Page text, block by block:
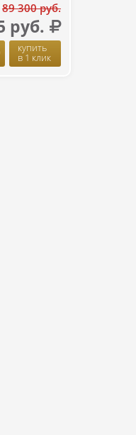
89 300 руб.
руб.
купить
в 1 клик